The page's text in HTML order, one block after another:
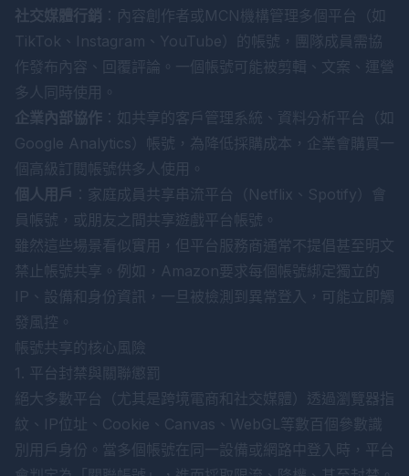
社交媒體行銷 ：內容創作者或MCN機構管理多個平台（如
TikTok、Instagram、YouTube）的帳號，團隊成員需協
作發布內容、回覆評論。一個帳號可能被剪輯、文案、運營
多人同時使用。
企業內部協作 ：如共享的客戶管理系統、資料分析平台（如
Google Analytics）帳號，為降低採購成本，企業會購買一
個高級訂閱帳號供多人使用。
個人用戶 ：家庭成員共享串流平台（Netflix、Spotify）會
員帳號，或朋友之間共享遊戲平台帳號。
雖然這些場景看似實用，但平台服務商通常不提倡甚至明文
禁止帳號共享。例如，Amazon要求每個帳號綁定獨立的
IP、設備和身份資訊，一旦被檢測到異常登入，可能立即觸
發風控。
帳號共享的核心風險
1. 平台封禁與關聯懲罰
絕大多數平台（尤其是跨境電商和社交媒體）透過瀏覽器指
紋、IP位址、Cookie、Canvas、WebGL等數百個參數識
別用戶身份。當多個帳號在同一設備或網路中登入時，平台